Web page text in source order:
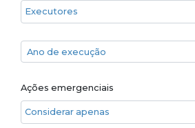
Executores
Ano de execução
Ano de execução
Ações emergenciais
Considerar apenas ações emergenciais